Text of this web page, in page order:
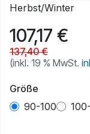
Herbst/Winter
107,17 €
137,40€
(inkl. 19 % MwSt.
Größe
90-100